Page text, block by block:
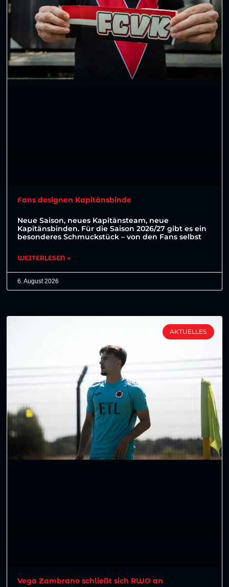
Fans designen Kapitänsbinde
Neue Saison, neues Kapitänsteam, neue
Kapitänsbinden. Für die Saison 2026/27 gibt es ein
besonderes Schmuckstück – von den Fans selbst
WEITERLESEN »
6. August 2026
AKTUELLES
Vega Zambrano schließt sich RWO an